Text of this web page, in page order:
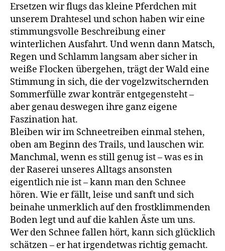
Ersetzen wir flugs das kleine Pferdchen mit
unserem Drahtesel und schon haben wir eine
stimmungsvolle Beschreibung einer
winterlichen Ausfahrt. Und wenn dann Matsch,
Regen und Schlamm langsam aber sicher in
weiße Flocken übergehen, trägt der Wald eine
Stimmung in sich, die der vogelzwitschernden
Sommerfülle zwar konträr entgegensteht –
aber genau deswegen ihre ganz eigene
Faszination hat.
Bleiben wir im Schneetreiben einmal stehen,
oben am Beginn des Trails, und lauschen wir.
Manchmal, wenn es still genug ist – was es in
der Raserei unseres Alltags ansonsten
eigentlich nie ist – kann man den Schnee
hören. Wie er fällt, leise und sanft und sich
beinahe unmerklich auf den frostklimmenden
Boden legt und auf die kahlen Äste um uns.
Wer den Schnee fallen hört, kann sich glücklich
schätzen – er hat irgendetwas richtig gemacht.